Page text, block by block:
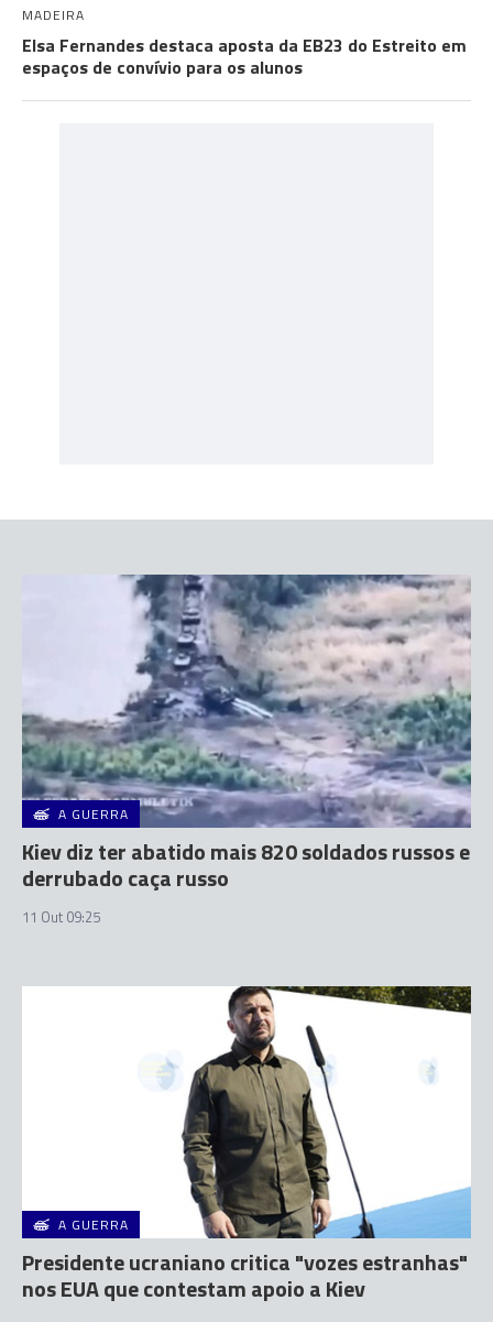
MADEIRA
Elsa Fernandes destaca aposta da EB23 do Estreito em
espaços de convívio para os alunos
A GUERRA
Kiev diz ter abatido mais 820 soldados russos e
derrubado caça russo
11 Out 09:25
A GUERRA
Presidente ucraniano critica "vozes estranhas"
nos EUA que contestam apoio a Kiev